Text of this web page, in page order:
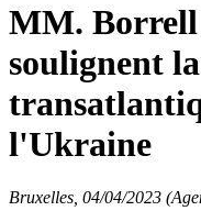
MM.
soulignent
l'Ukraine
Bruxelles, 04/04/2023